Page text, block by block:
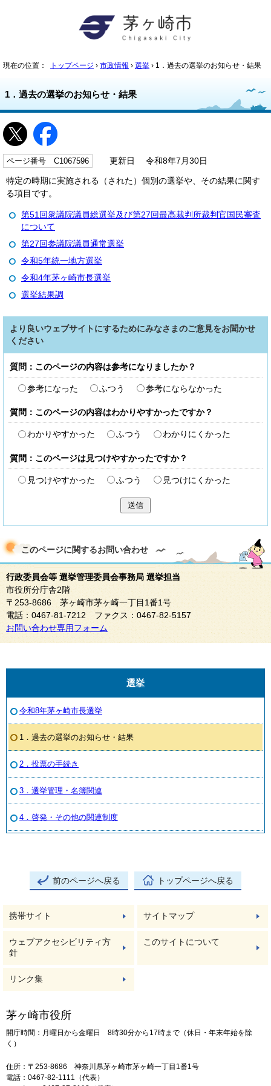
現在の位置： トップページ › 市政情報 › 選挙 › 1．過去の選挙のお知らせ・結果
1．過去の選挙のお知らせ・結果
ページ番号 C1067596 更新日 令和8年7月30日
特定の時期に実施される（された）個別の選挙や、その結果に関す
る項目です。
第51回衆議院議員総選挙及び第27回最高裁判所裁判官国民審査
について
第27回参議院議員通常選挙
令和5年統一地方選挙
令和4年茅ヶ崎市長選挙
選挙結果調
より良いウェブサイトにするためにみなさまのご意見をお聞かせ
ください
質問：このページの内容は参考になりましたか？
参考になった ふつう 参考にならなかった
質問：このページの内容はわかりやすかったですか？
わかりやすかった ふつう わかりにくかった
質問：このページは見つけやすかったですか？
見つけやすかった ふつう 見つけにくかった
送信
このページに関するお問い合わせ
行政委員会等 選挙管理委員会事務局 選挙担当
市役所分庁舎2階
〒253-8686 茅ヶ崎市茅ヶ崎一丁目1番1号
電話：0467-81-7212 ファクス：0467-82-5157
お問い合わせ専用フォーム
選挙
令和8年茅ヶ崎市長選挙
1．過去の選挙のお知らせ・結果
2．投票の手続き
3．選挙管理・名簿関連
4．啓発・その他の関連制度
前のページへ戻る トップページへ戻る
携帯サイト サイトマップ
ウェブアクセシビリティ方
針
このサイトについて
リンク集
茅ヶ崎市役所
開庁時間：月曜日から金曜日 8時30分から17時まで（休日・年末年始を除
く）
住所：〒253-8686 神奈川県茅ヶ崎市茅ヶ崎一丁目1番1号
電話：0467-82-1111（代表）